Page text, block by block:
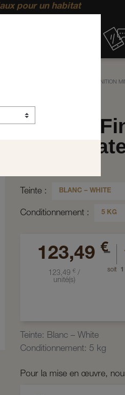
pour un habitat
SOLDALIT FINITION
Soldalit
sol-
Teinte BLANC – WHITE
Conditionnement 5 KG
123,49 €
123,49 € /
unité(s)
soit 1
Teinte: Blanc – White
Conditionnement: 5 kg
Pour la mise en œuvre,